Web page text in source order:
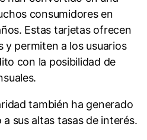
consumidores en
Estas tarjetas ofrecen
y permiten a los usuarios
con la posibilidad de
también ha generado
sus altas tasas de interés.